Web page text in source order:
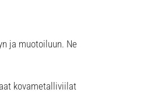
ja muotoiluun. Ne
kovametalliviilat